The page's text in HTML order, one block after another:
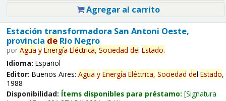
Agregar al carrito
Estación transformadora San Antoni Oeste,
provincia deRío Negro
por Agua y Energía Eléctrica, Sociedad del Estado.
Idioma: Español
Editor: Buenos Aires: Agua y Energía Eléctrica, Sociedad del Estado,
1988
Disponibilidad: Ítems disponibles para préstamo: Signatura